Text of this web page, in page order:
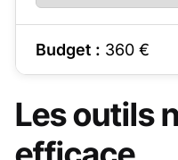
Budget : 360 €
Les outils